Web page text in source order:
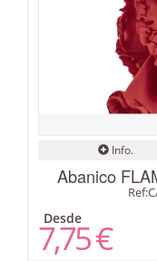
Info.
Abanico
Desde
7,75 €